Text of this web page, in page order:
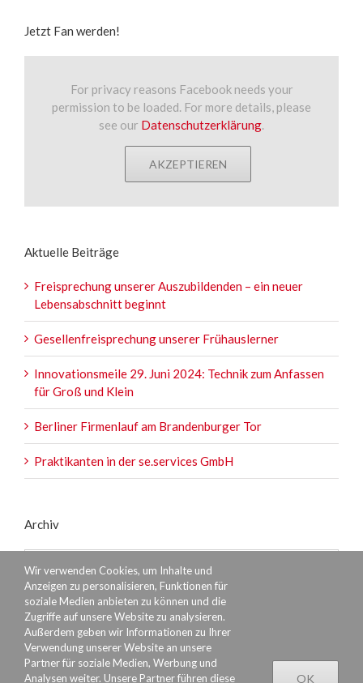
Jetzt Fan werden!
For privacy reasons Facebook needs your
permission to be loaded. For more details, please
see our Datenschutzerklärung.
AKZEPTIEREN
Aktuelle Beiträge
Freisprechung unserer Auszubildenden – ein neuer
Lebensabschnitt beginnt
Gesellenfreisprechung unserer Frühauslerner
Innovationsmeile 29. Juni 2024: Technik zum Anfassen
für Groß und Klein
Berliner Firmenlauf am Brandenburger Tor
Praktikanten in der se.services GmbH
Archiv
Wir verwenden Cookies, um Inhalte und
Anzeigen zu personalisieren, Funktionen für
soziale Medien anbieten zu können und die
Zugriffe auf unsere Website zu analysieren.
Außerdem geben wir Informationen zu Ihrer
Verwendung unserer Website an unsere
Partner für soziale Medien, Werbung und
Analysen weiter. Unsere Partner führen diese
OK